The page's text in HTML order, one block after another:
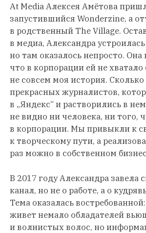
At Media Алексея Амётова
запустившийся Wonderzine, а
в родственный The Village.
в медиа, Александра
но там оказалось непросто. Она
что в корпорации ей не
не совсем моя история. Сколько
прекрасных журналистов,
в „Яндекс“ и растворились в
не видно ни человека, ни того,
в корпорации. Мы привыкли к
к творческому пути, а
раз можно в собственном
В 2017 году Александра завела
канал, но не о работе, а о
Тема оказалась
живет немало обладателей
и волнистых волос, но